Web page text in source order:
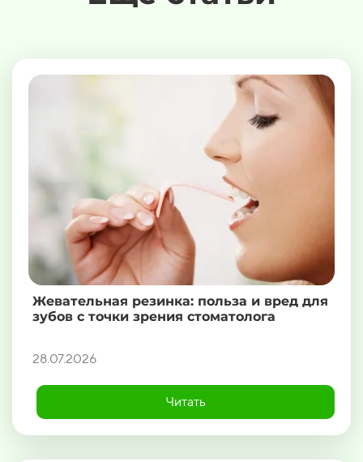
Жевательная резинка: польза и вред для
зубов с точки зрения стоматолога
28.07.2026
Читать